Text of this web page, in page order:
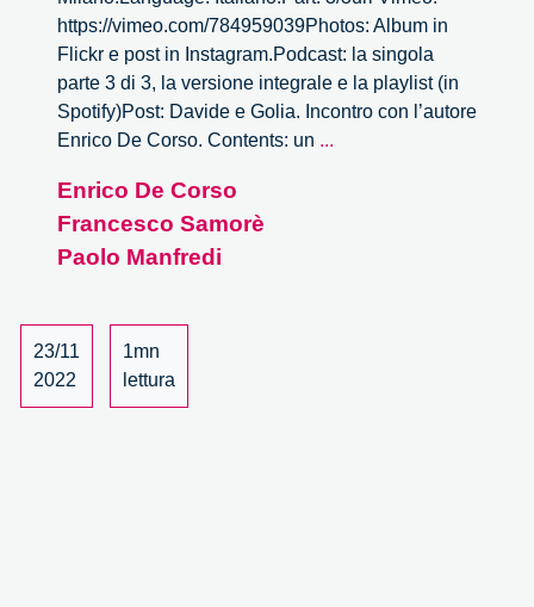
https://vimeo.com/784959039Photos: Album in
Flickr e post in Instagram.Podcast: la singola
parte 3 di 3, la versione integrale e la playlist (in
Spotify)Post: Davide e Golia. Incontro con l’autore
Enrico De Corso. Contents: un ...
Enrico De Corso
Francesco Samorè
Paolo Manfredi
23/11
2022
1mn
lettura